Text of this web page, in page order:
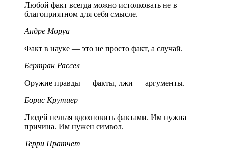
Любой факт всегда можно истолковать не в
благоприятном для себя смысле.
Андре Моруа
Факт в науке — это не просто факт, а случай.
Бертран Рассел
Оружие правды — факты, лжи — аргументы.
Борис Крутиер
Людей нельзя вдохновить фактами. Им нужна
причина. Им нужен символ.
Терри Пратчет